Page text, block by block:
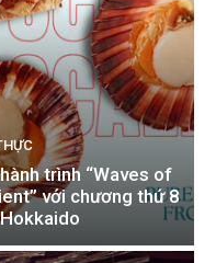
trình “Waves of
với chương thứ 8